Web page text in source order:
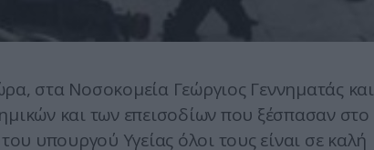
στα Νοσοκομεία Γεώργιος Γεννηματάς και
και των επεισοδίων που ξέσπασαν στο
υπουργού Υγείας όλοι τους είναι σε καλή